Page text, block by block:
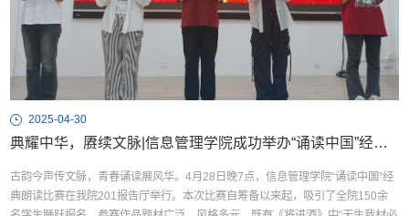
2025-04-30
​典耀中华，赓续文脉|信息管理学院成功举办“诵读中国”经典朗读比赛
古韵今声传文脉，青春诵读展风华。4月28日晚7点，信息管理学院“诵读中国”经
典朗读比赛在我院201报告厅举行。本次比赛自筹备以来起，吸引了全院150余